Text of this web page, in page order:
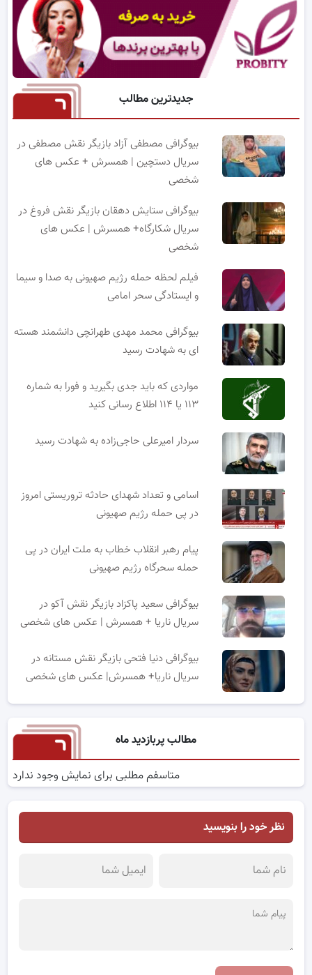
جدیدترین مطالب
بیوگرافی مصطفی آزاد بازیگر نقش مصطفی در
سریال دستچین | همسرش + عکس های
شخصی
بیوگرافی ستایش دهقان بازیگر نقش فروغ در
سریال شکارگاه+ همسرش | عکس های
شخصی
فیلم لحظه حمله رژیم صهیونی به صدا و سیما
و ایستادگی سحر امامی
بیوگرافی محمد مهدی طهرانچی دانشمند هسته
ای به شهادت رسید
مواردی که باید جدی بگیرید و فورا به شماره
۱۱۳ یا ۱۱۴ اطلاع رسانی کنید
سردار امیرعلی حاجی‌زاده به شهادت رسید
اسامی و تعداد شهدای حادثه تروریستی امروز
در پی حمله رژیم صهیونی
پیام رهبر انقلاب خطاب به ملت ایران در پی
حمله سحرگاه رژیم صهیونی
بیوگرافی سعید پاکزاد بازیگر نقش آکو در
سریال ناریا + همسرش | عکس های شخصی
بیوگرافی دنیا فتحی بازیگر نقش مستانه در
سریال ناریا+ همسرش| عکس های شخصی
مطالب پربازدید ماه
متاسفم مطلبی برای نمایش وجود ندارد
نظر خود را بنویسید